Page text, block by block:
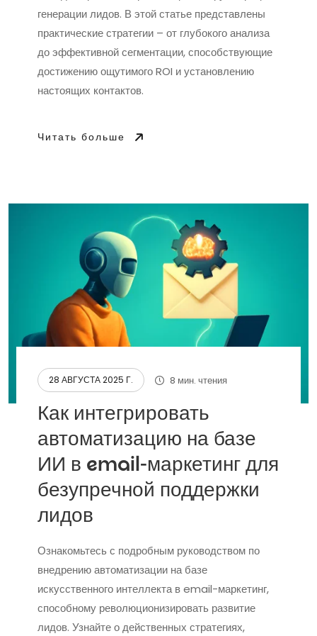
генерации лидов. В этой статье представлены
практические стратегии – от глубокого анализа
до эффективной сегментации, способствующие
достижению ощутимого ROI и установлению
настоящих контактов.
Читать больше
28 АВГУСТА 2025 Г. 8 мин. чтения
Как интегрировать
автоматизацию на базе
ИИ в email-маркетинг для
безупречной поддержки
лидов
Ознакомьтесь с подробным руководством по
внедрению автоматизации на базе
искусственного интеллекта в email-маркетинг,
способному революционизировать развитие
лидов. Узнайте о действенных стратегиях,